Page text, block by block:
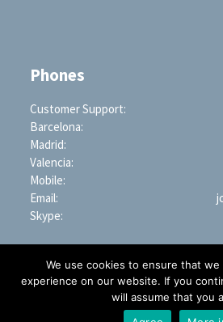
Phones
Customer Support:
Barcelona:
Madrid:
Valencia:
Mobile:
Email:
Skype:
PROFESSIONAL SEARCH ENGINE
We use cookies to ensure that
experience on our website. If you
will assume that you